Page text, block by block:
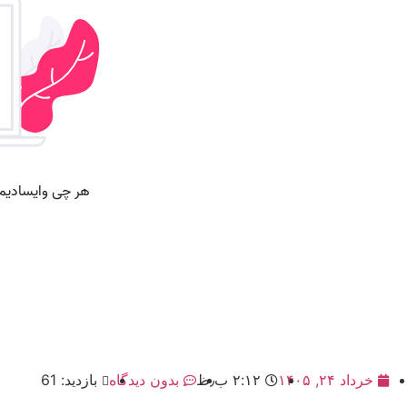
خرداد ۲۴, ۱۴۰۵ ۲:۱۲ ب٫ظ بدون دیدگاه بازدید: 61